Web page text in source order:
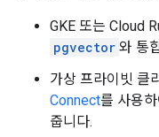
GKE 또는 Cloud
pgvector 와 통
가상 프라이빗 클
Connect를 사용
줍니다.